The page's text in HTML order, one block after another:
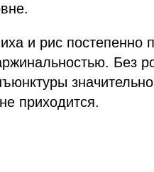
и рис постепенно
Без
приходится.